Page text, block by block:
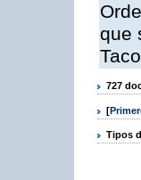
que
727
[
Tipos